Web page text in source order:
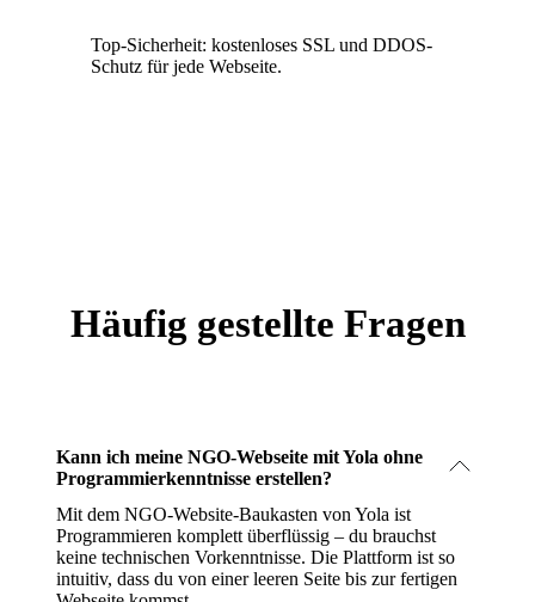
Top-Sicherheit: kostenloses SSL und DDOS-
Schutz für jede Webseite.
Häufig gestellte Fragen
Kann ich meine NGO-Webseite mit Yola ohne
Programmierkenntnisse erstellen?
Mit dem NGO-Website-Baukasten von Yola ist
Programmieren komplett überflüssig – du brauchst
keine technischen Vorkenntnisse. Die Plattform ist so
intuitiv, dass du von einer leeren Seite bis zur fertigen